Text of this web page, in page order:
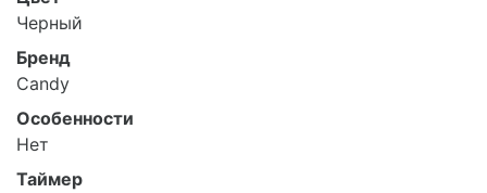
Черный
Бренд
Candy
Особенности
Нет
Таймер